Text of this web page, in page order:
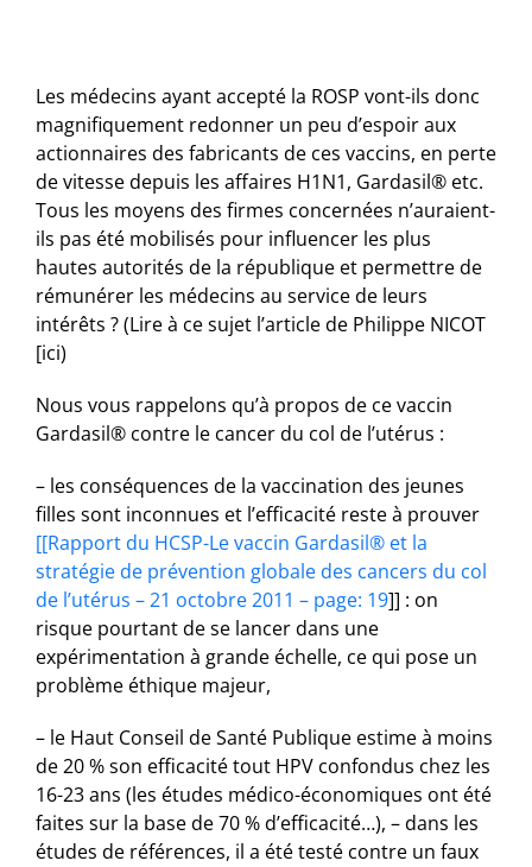
Les médecins ayant accepté la ROSP vont-ils donc
magnifiquement redonner un peu d’espoir aux
actionnaires des fabricants de ces vaccins, en perte
de vitesse depuis les affaires H1N1, Gardasil® etc.
Tous les moyens des firmes concernées n’auraient-
ils pas été mobilisés pour influencer les plus
hautes autorités de la république et permettre de
rémunérer les médecins au service de leurs
intérêts ? (Lire à ce sujet l’article de Philippe NICOT
[ici)
Nous vous rappelons qu’à propos de ce vaccin
Gardasil® contre le cancer du col de l’utérus :
– les conséquences de la vaccination des jeunes
filles sont inconnues et l’efficacité reste à prouver
[[Rapport du HCSP-Le vaccin Gardasil® et la
stratégie de prévention globale des cancers du col
de l’utérus – 21 octobre 2011 – page: 19]] : on
risque pourtant de se lancer dans une
expérimentation à grande échelle, ce qui pose un
problème éthique majeur,
– le Haut Conseil de Santé Publique estime à moins
de 20 % son efficacité tout HPV confondus chez les
16-23 ans (les études médico-économiques ont été
faites sur la base de 70 % d’efficacité…), – dans les
études de références, il a été testé contre un faux